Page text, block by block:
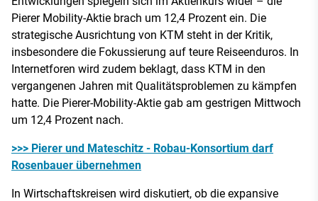
Pierer Mobility-Aktie brach um 12,4 Prozent ein. Die
strategische Ausrichtung von KTM steht in der Kritik,
insbesondere die Fokussierung auf teure Reiseenduros. In
Internetforen wird zudem beklagt, dass KTM in den
vergangenen Jahren mit Qualitätsproblemen zu kämpfen
hatte. Die Pierer-Mobility-Aktie gab am gestrigen Mittwoch
um 12,4 Prozent nach.
>>> Pierer und Mateschitz - Robau-Konsortium darf
Rosenbauer übernehmen
In Wirtschaftskreisen wird diskutiert, ob die expansive